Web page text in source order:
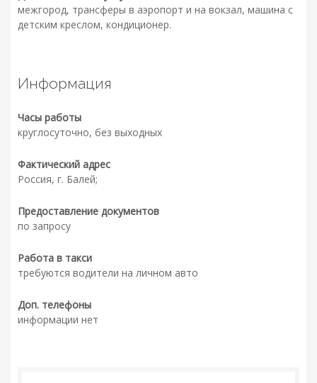
межгород, трансферы в аэропорт и на вокзал, машина с
детским креслом, кондиционер.
Информация
Часы работы
круглосуточно, без выходных
Фактический адрес
Россия, г. Балей;
Предоставление документов
по запросу
Работа в такси
требуются водители на личном авто
Доп. телефоны
информации нет